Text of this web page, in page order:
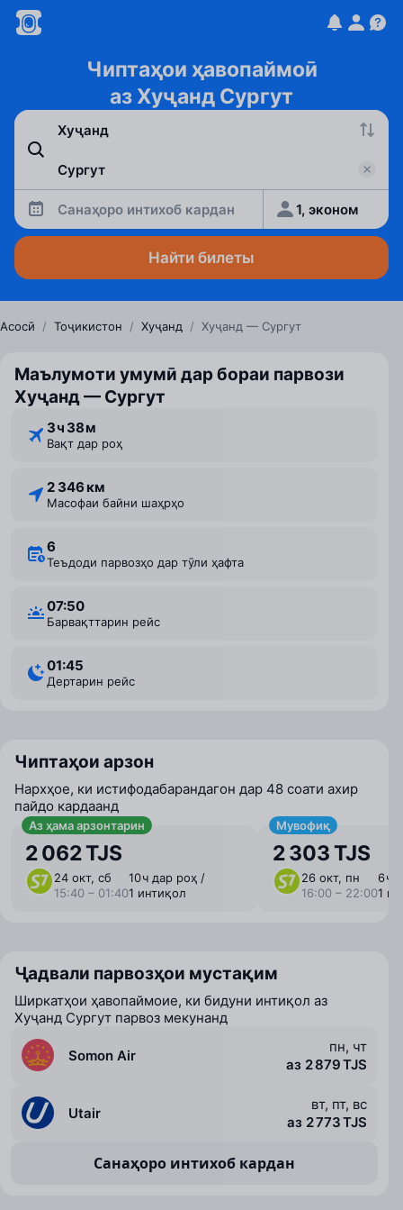
Чиптаҳои ҳавопаймоӣ
аз Хуҷанд Сургут
Санаҳоро интихоб кардан 1, эконом
Найти билеты
Асосӣ / Тоҷикистон / Хуҷанд / Хуҷанд — Сургут
Маълумоти умумӣ дар бораи парвози
Хуҷанд — Сургут
3 ⁠ч 38 ⁠м
Вақт дар роҳ
2 346 км
Масофаи байни шаҳрҳо
6
Теъдоди парвозҳо дар тӯли ҳафта
07:50
Барвақттарин рейс
01:45
Дертарин рейс
Чиптаҳои арзон
Нархҳое, ки истифодабарандагон дар 48 соати ахир
пайдо кардаанд
Аз ҳама арзонтарин
2 062 TJS
24 окт, сб
15:40 – 01:40
10 ⁠ч дар роҳ /
1 интиқол
Мувофиқ
2 303 TJS
26 окт, пн
16:00 – 22:00
6 ⁠ч
1
Ҷадвали парвозҳои мустақим
Ширкатҳои ҳавопаймоие, ки бидуни интиқол аз
Хуҷанд Сургут парвоз мекунанд
Somon Air
пн, чт
аз 2 879 TJS
Utair
вт, пт, вс
аз 2 773 TJS
Санаҳоро интихоб кардан